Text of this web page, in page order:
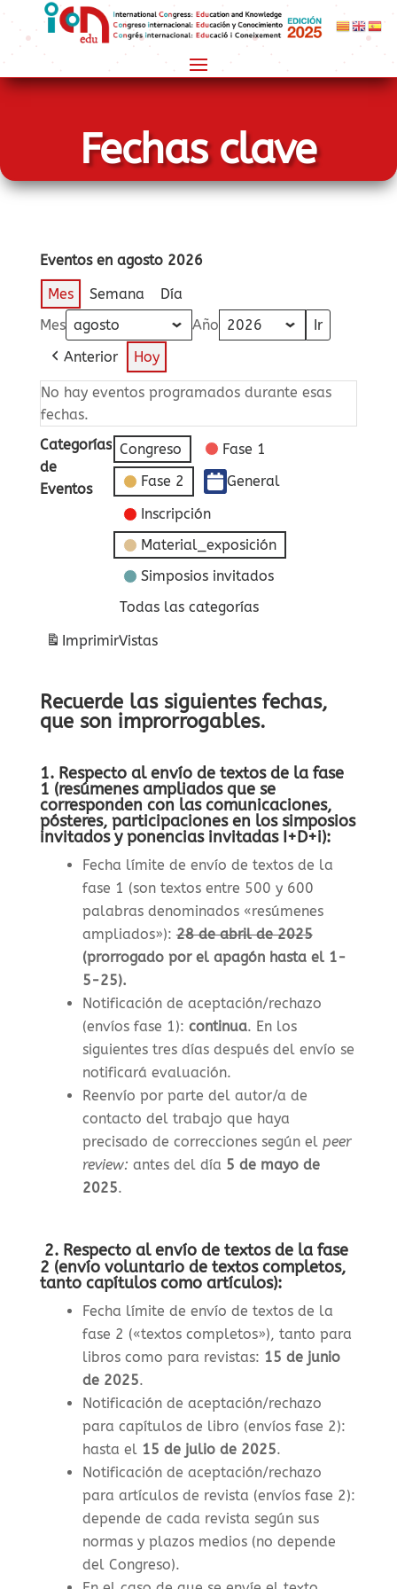
Fechas clave
Eventos en agosto 2026
Mes
Semana
Día
Mes
Año
Anterior
Hoy
No hay eventos programados durante esas
fechas.
Categorías
de
Eventos
Congreso
Fase 1
Fase 2
General
Inscripción
Material_exposición
Simposios invitados
Todas las categorías
ImprimirVistas
Recuerde las siguientes fechas,
que son improrrogables.
1. Respecto al envío de textos de la fase
1 (resúmenes ampliados que se
corresponden con las comunicaciones,
pósteres, participaciones en los simposios
invitados y ponencias invitadas I+D+i):
Fecha límite de envío de textos de la
fase 1 (son textos entre 500 y 600
palabras denominados «resúmenes
ampliados»):28 de abril de 2025
(prorrogado por el apagón hasta el 1-
5-25).
Notificación de aceptación/rechazo
(envíos fase 1): continua. En los
siguientes tres días después del envío se
notificará evaluación.
Reenvío por parte del autor/a de
contacto del trabajo que haya
precisado de correcciones según el peer
review: antes del día 5 de mayo de
2025.
2. Respecto al envío de textos de la fase
2 (envío voluntario de textos completos,
tanto capítulos como artículos):
Fecha límite de envío de textos de la
fase 2 («textos completos»), tanto para
libros como para revistas: 15 de junio
de 2025.
Notificación de aceptación/rechazo
para capítulos de libro (envíos fase 2):
hasta el 15 de julio de 2025.
Notificación de aceptación/rechazo
para artículos de revista (envíos fase 2):
depende de cada revista según sus
normas y plazos medios (no depende
del Congreso).